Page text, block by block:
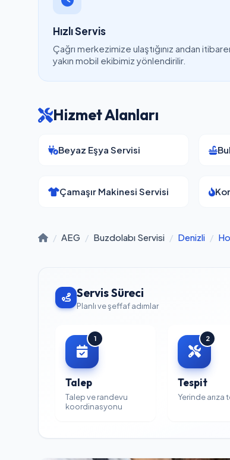
Hızlı Servis
Çağrı merkezimize ulaştığınız andan
yakın mobil ekibimiz yönlendirilir.
Hizmet Alanları
Beyaz Eşya Servisi
Çamaşır Makinesi Servisi
/ AEG / Buzdolabı Servisi / Denizli /
Servis Süreci
Planlı ve şeffaf adımlar
1
Talep
Talep ve randevu
koordinasyonu
2
Tespit
Yerinde arıza